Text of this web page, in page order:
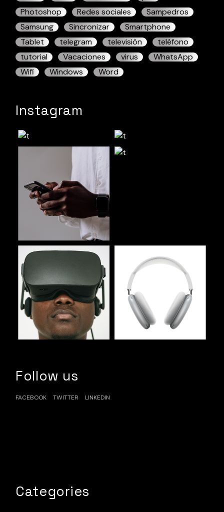
Photoshop
Redes sociales
Sampedros
Samsung
Sincronizar
Smartphone
Tablet
telegram televisión
teléfono
tutorial
Vacaciones virus
WhatsApp
Wifi
Windows Word
Instagram
Follow us
FACEBOOK TWITTER LINKEDIN
Categories